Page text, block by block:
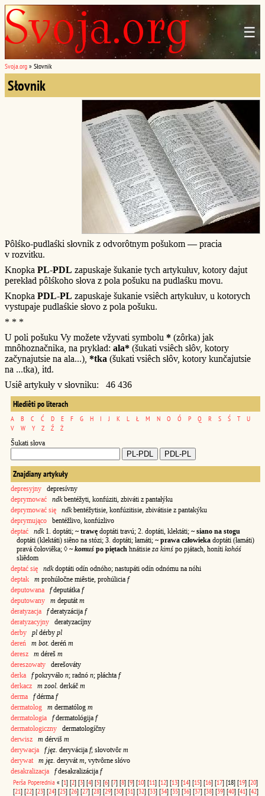
☰
Svoja.org » Słovnik
Słovnik
Pôlśko-pudlaśki słovnik z odvorôtnym pošukom — pracia
v rozvitku.
Knopka PL-PDL zapuskaje šukanie tych artykułuv, kotory dajut
perekład pôlśkoho słova z pola pošuku na pudlaśku movu.
Knopka PDL-PL zapuskaje šukanie vsiêch artykułuv, u kotorych
vystupaje pudlaśkie słovo z pola pošuku.
* * *
U poli pošuku Vy možete vžyvati symbolu * (zôrka) jak
mnôhoznačnika, na prykład: ala* (šukati vsiêch słôv, kotory
začynajutsie na ala...), *tka (šukati vsiêch słôv, kotory kunčajutsie
na ...tka), itd.
Usiê artykuły v słovniku: 46 436
Hlediêti po literach
A B C Ć D E F G H I J K L Ł M N O Ó P Q R S Ś T
U
V
W Y Z Ź Ż
Šukati słova
Znajdiany artykuły
depresyjny depresívny
deprymować
ndkbentéžyti, konfúziti, zbiváti z pantałýku
deprymować się
ndkbentéžytisie, konfúzitisie, zbivátisie z pantakýku
deprymująco bentéžlivo, konfúzlivo
deptać
ndk1. doptáti; ~ trawę doptáti travú; 2. doptáti, klektáti; ~ siano na stogu
doptáti (klektáti) siêno na stózi; 3. doptáti; łamáti; ~ prawa człowieka doptáti (łamáti)
pravá čołoviêka; ◊ ~ komuś po piętach hnátisie za kimś po pjátach, honíti kohóś
sliêdom
deptać się
ndkdoptáti odín odnóho; nastupáti odín odnómu na nóhi
deptak
m prohúłočne miêstie, prohúlicia f
deputowana
fdeputátka f
deputowany
m deputát m
deratyzacja
fderatyzácija f
deratyzacyjny deratyzacíjny
derby
pl dérby pl
dereń
m bot. deréń m
deresz
m déreš m
dereszowaty derešováty
derka
fpokryváło n; radnó n; płáchta f
derkacz
m zool. derkáč m
derma
fdérma f
dermatolog
m dermatólog m
dermatologia
fdermatológija f
dermatologiczny dermatologíčny
derwisz
m dérviš m
derywacja
f jęz. deryvácija f; słovotvôr m
derywat
m jęz. deryvát m , vytvôrne słóvo
desakralizacja
fdesakralizácija f
Perša Poperednia « [1] [2] [3] [4] [5] [6] [7] [8] [9] [10] [11] [12] [13] [14] [15] [16] [17] [18] [19] [20]
[21] [22] [23] [24] [25] [26] [27] [28] [29] [30] [31] [32] [33] [34] [35] [36] [37] [38] [39] [40] [41] [42]